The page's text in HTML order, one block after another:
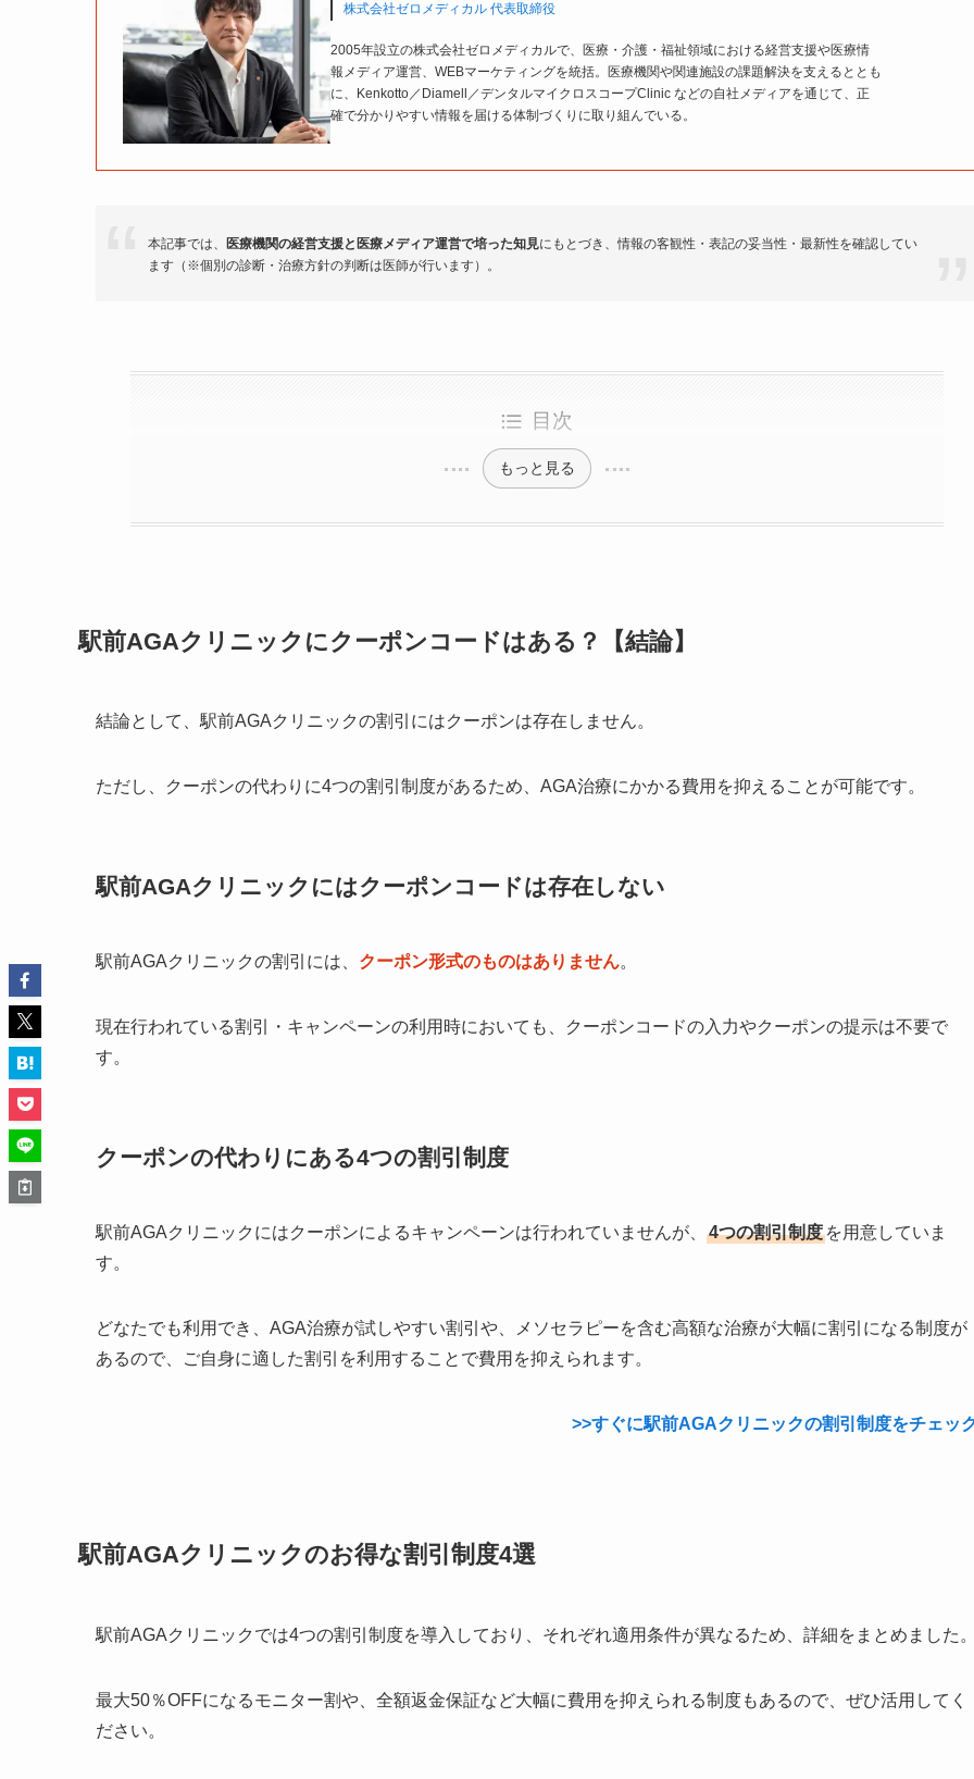
株式会社ゼロメディカル 代表取締役
2005年設立の株式会社ゼロメディカルで、医療・介護・福祉領域における経営支援や医療情
報メディア運営、WEBマーケティングを統括。医療機関や関連施設の課題解決を支えるととも
に、Kenkotto／Diamell／デンタルマイクロスコープClinic などの自社メディアを通じて、正
確で分かりやすい情報を届ける体制づくりに取り組んでいる。
本記事では、 医療機関の経営支援と医療メディア運営で培った知見にもとづき、情報の客観性・表記の妥当性・最新性を確認してい
ます（※個別の診断・治療方針の判断は医師が行います）。
目次
もっと見る
駅前AGAクリニックにクーポンコードはある？【結論】
結論として、駅前AGAクリニックの割引にはクーポンは存在しません。
ただし、クーポンの代わりに4つの割引制度があるため、AGA治療にかかる費用を抑えることが可能です。
駅前AGAクリニックにはクーポンコードは存在しない
駅前AGAクリニックの割引には、 クーポン形式のものはありません。
現在行われている割引・キャンペーンの利用時においても、クーポンコードの入力やクーポンの提示は不要で
す。
クーポンの代わりにある4つの割引制度
駅前AGAクリニックにはクーポンによるキャンペーンは行われていませんが、 4つの割引制度 を用意していま
す。
どなたでも利用でき、AGA治療が試しやすい割引や、メソセラピーを含む高額な治療が大幅に割引になる制度が
あるので、ご自身に適した割引を利用することで費用を抑えられます。
>>すぐに駅前AGAクリニックの割引制度をチェッ
駅前AGAクリニックのお得な割引制度4選
駅前AGAクリニックでは4つの割引制度を導入しており、それぞれ適用条件が異なるため、詳細をまとめました
最大50％OFFになるモニター割や、全額返金保証など大幅に費用を抑えられる制度もあるので、ぜひ活用してく
ださい。